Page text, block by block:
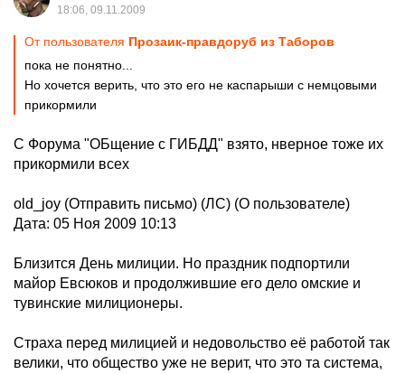
18:06, 09.11.2009
От пользователя Прозаик-правдоруб из Таборов
пока не понятно...
Но хочется верить, что это его не каспарыши с немцовыми
прикормили
С Форума "ОБщение с ГИБДД" взято, нверное тоже их
прикормили всех
old_joy (Отправить письмо) (ЛС) (О пользователе)
Дата: 05 Ноя 2009 10:13
Близится День милиции. Но праздник подпортили
майор Евсюков и продолжившие его дело омские и
тувинские милиционеры.
Страхa перед милицией и недовольство её работой так
велики, что общество уже не верит, что это та система,